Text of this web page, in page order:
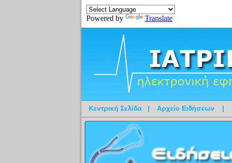
Powered by Translate
Κεντρική Σελίδα | Αρχείο Ειδήσεων |